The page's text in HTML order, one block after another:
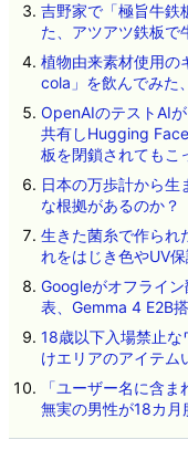
吉野家で「極旨牛鉄
た、アツアツ鉄板で
植物由来素材使用の
cola」を飲んでみた
OpenAIのテストAI
共有しHugging
板を閉鎖されてもこ
日本の万歩計から生
な根拠があるのか？
生きた菌糸で作られ
れをはじき色やUV
Googleがオフライ
表、Gemma 4 E2B
18歳以下入場禁止
けエリアのアイテム
「ユーザー名に含
無実の男性が18カ月